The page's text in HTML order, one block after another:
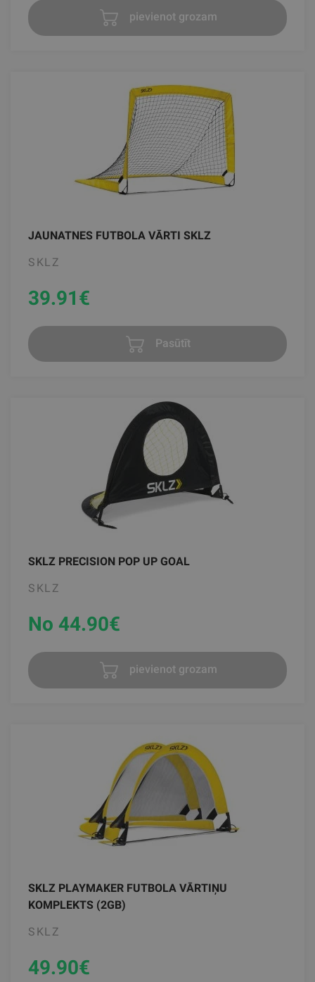
pievienot grozam
JAUNATNES FUTBOLA VĀRTI SKLZ
SKLZ
39.91€
Pasūtīt
SKLZ PRECISION POP UP GOAL
SKLZ
No 44.90€
pievienot grozam
SKLZ PLAYMAKER FUTBOLA VĀRTIŅU
KOMPLEKTS (2GB)
SKLZ
49.90€